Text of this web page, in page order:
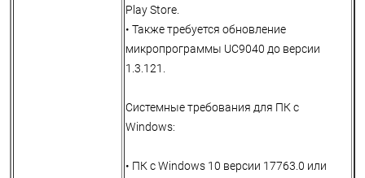
Play Store.
• Также требуется обновление
микропрограммы UC9040 до версии
1.3.121.
Системные требования для ПК с
Windows:
• ПК с Windows 10 версии 17763.0 или